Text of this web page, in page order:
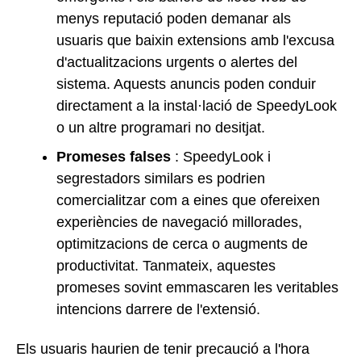
menys reputació poden demanar als
usuaris que baixin extensions amb l'excusa
d'actualitzacions urgents o alertes del
sistema. Aquests anuncis poden conduir
directament a la instal·lació de SpeedyLook
o un altre programari no desitjat.
Promeses falses : SpeedyLook i
segrestadors similars es podrien
comercialitzar com a eines que ofereixen
experiències de navegació millorades,
optimitzacions de cerca o augments de
productivitat. Tanmateix, aquestes
promeses sovint emmascaren les veritables
intencions darrere de l'extensió.
Els usuaris haurien de tenir precaució a l'hora